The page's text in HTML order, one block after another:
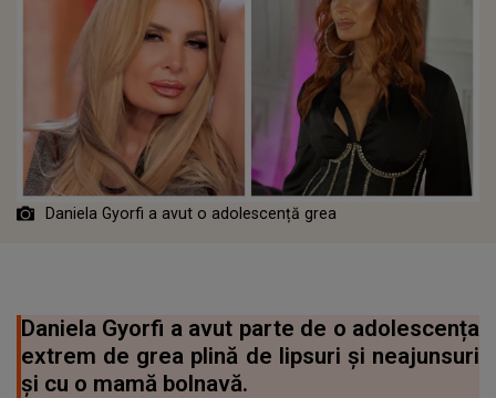
Daniela Gyorfi a avut o adolescență grea
Daniela Gyorfi a avut parte de o adolescența
extrem de grea plină de lipsuri și neajunsuri
și cu o mamă bolnavă.